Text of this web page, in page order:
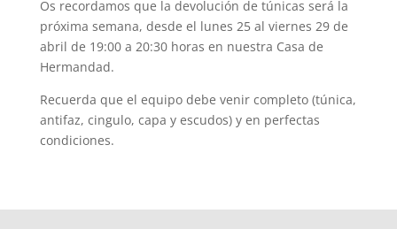
Os recordamos que la devolución de túnicas será la
próxima semana, desde el lunes 25 al viernes 29 de
abril de 19:00 a 20:30 horas en nuestra Casa de
Hermandad.
Recuerda que el equipo debe venir completo (túnica,
antifaz, cingulo, capa y escudos) y en perfectas
condiciones.